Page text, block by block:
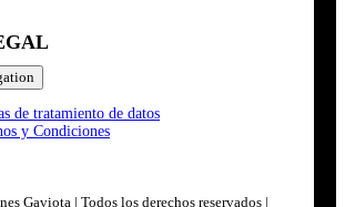
de tratamiento de datos
y Condiciones
Gaviota | Todos los derechos reservados |